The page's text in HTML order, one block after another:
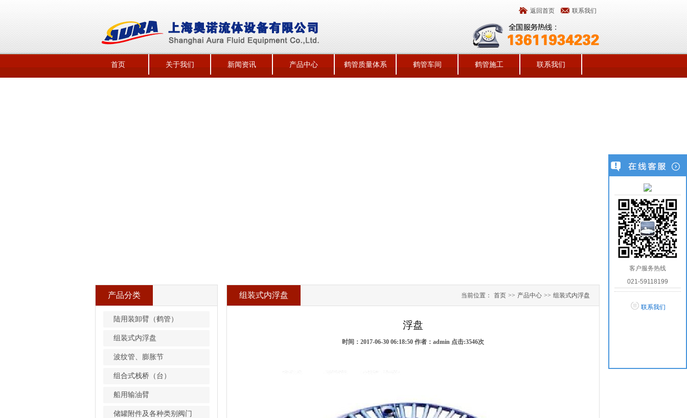
返回首页 联系我们
首页 关于我们 新闻资讯 产品中心 鹤管质量体系 鹤管车间 鹤管施工 联系我们
产品分类
陆用装卸臂（鹤管）
组装式内浮盘
波纹管、膨胀节
组合式栈桥（台）
船用输油臂
储罐附件及各种类别阀门
组装式内浮盘 当前位置： 首页 >> 产品中心 >> 组装式内浮盘
浮盘
时间：2017-06-30 06:18:50 作者：admin 点击:3546次
客户服务热线
021-59118199
联系我们